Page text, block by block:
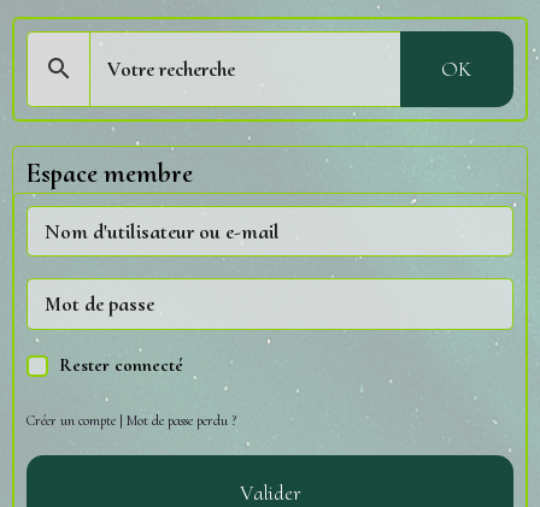
OK
Espace membre
Rester connecté
Créer un compte | Mot de passe perdu ?
Valider